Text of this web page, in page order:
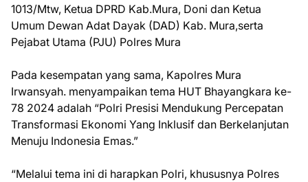
1013/Mtw, Ketua DPRD Kab.Mura, Doni dan Ketua
Umum Dewan Adat Dayak (DAD) Kab. Mura,serta
Pejabat Utama (PJU) Polres Mura
Pada kesempatan yang sama, Kapolres Mura
Irwansyah. menyampaikan tema HUT Bhayangkara ke-
78 2024 adalah “Polri Presisi Mendukung Percepatan
Transformasi Ekonomi Yang Inklusif dan Berkelanjutan
Menuju Indonesia Emas.”
“Melalui tema ini di harapkan Polri, khususnya Polres